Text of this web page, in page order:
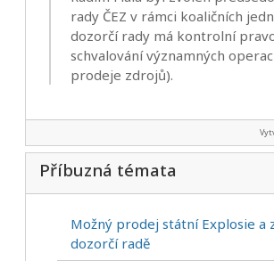
rady ČEZ v rámci koaličních
dozorčí rady má kontrolní
schvalování významných
prodeje zdrojů).
Příbuzná témata
Možný prodej státní Explosie a
dozorčí radě